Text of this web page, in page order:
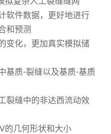
软件数据，更好地进行
和预测
变化，更加真实模拟储
基质-裂缝以及基质-基质
裂缝中的非达西流动效
的几何形状和大小